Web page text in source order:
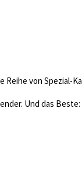
von Spezial-
Und das Beste: